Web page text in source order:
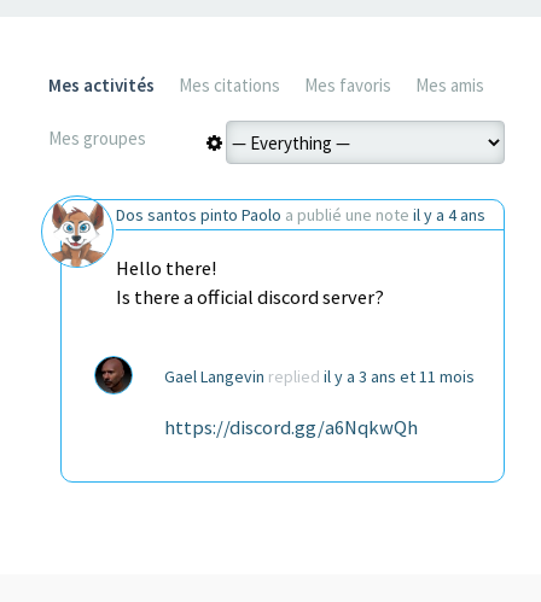
Mes activités Mes citations Mes favoris Mes amis
Mes groupes
Dos santos pinto Paolo a publié une note il y a 4 ans
Hello there!
Is there a official discord server?
Gael Langevin replied il y a 3 ans et 11 mois
https://discord.gg/a6NqkwQh